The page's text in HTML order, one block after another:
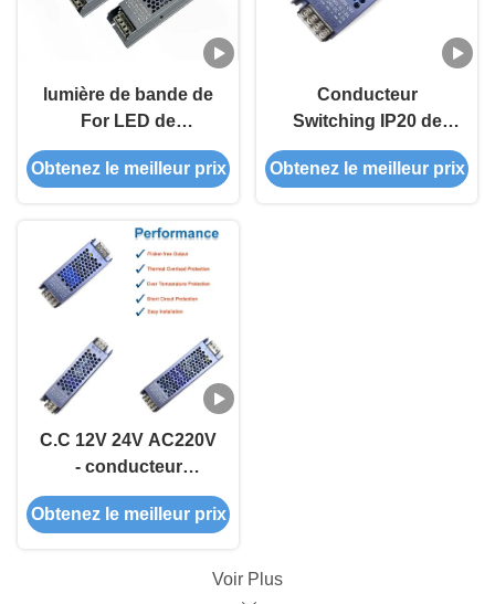
lumière de bande de
For LED de
conducteur de C.C
12V 24V AC220-240V
d'alimentation
d'énergie de 200W
250W LED
Obtenez le meilleur prix
Conducteur
Switching IP20 de
l'alimentation
d'énergie de C.C 12V
Obtenez le meilleur prix
C.C 12V 24V AC220V
- conducteur
Switching IP20
d'alimentation
Obtenez le meilleur prix
Voir Plus